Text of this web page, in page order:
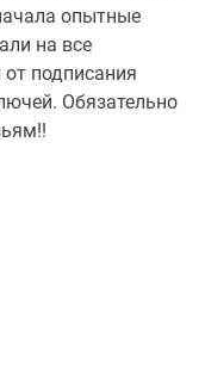
опытные
на все
подписания
Обязательно